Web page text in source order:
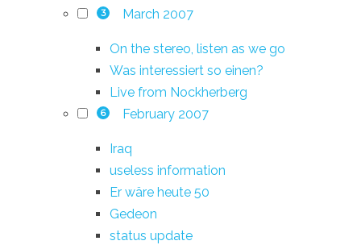
3 March 2007
On the stereo, listen as we go
Was interessiert so einen?
Live from Nockherberg
6 February 2007
Iraq
useless information
Er wäre heute 50
Gedeon
status update